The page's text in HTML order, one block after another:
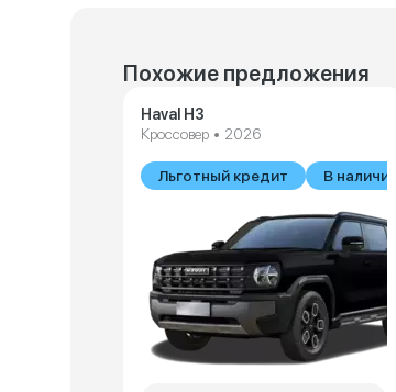
Похожие предложения
Haval H3
Кроссовер • 2026
Льготный кредит В наличии